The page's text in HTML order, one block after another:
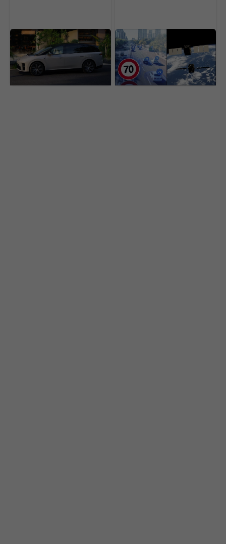
Slávna čínska
automobilka a bojuje o
zákazníkov. Predaje
chce zvýšiť rapídnym
znižovaním ceny
Prekročíš rýchlosť a
satelit ťa ihneď zabrzdí.
EÚ vydala stanovisko ku
kontroverznému sytému